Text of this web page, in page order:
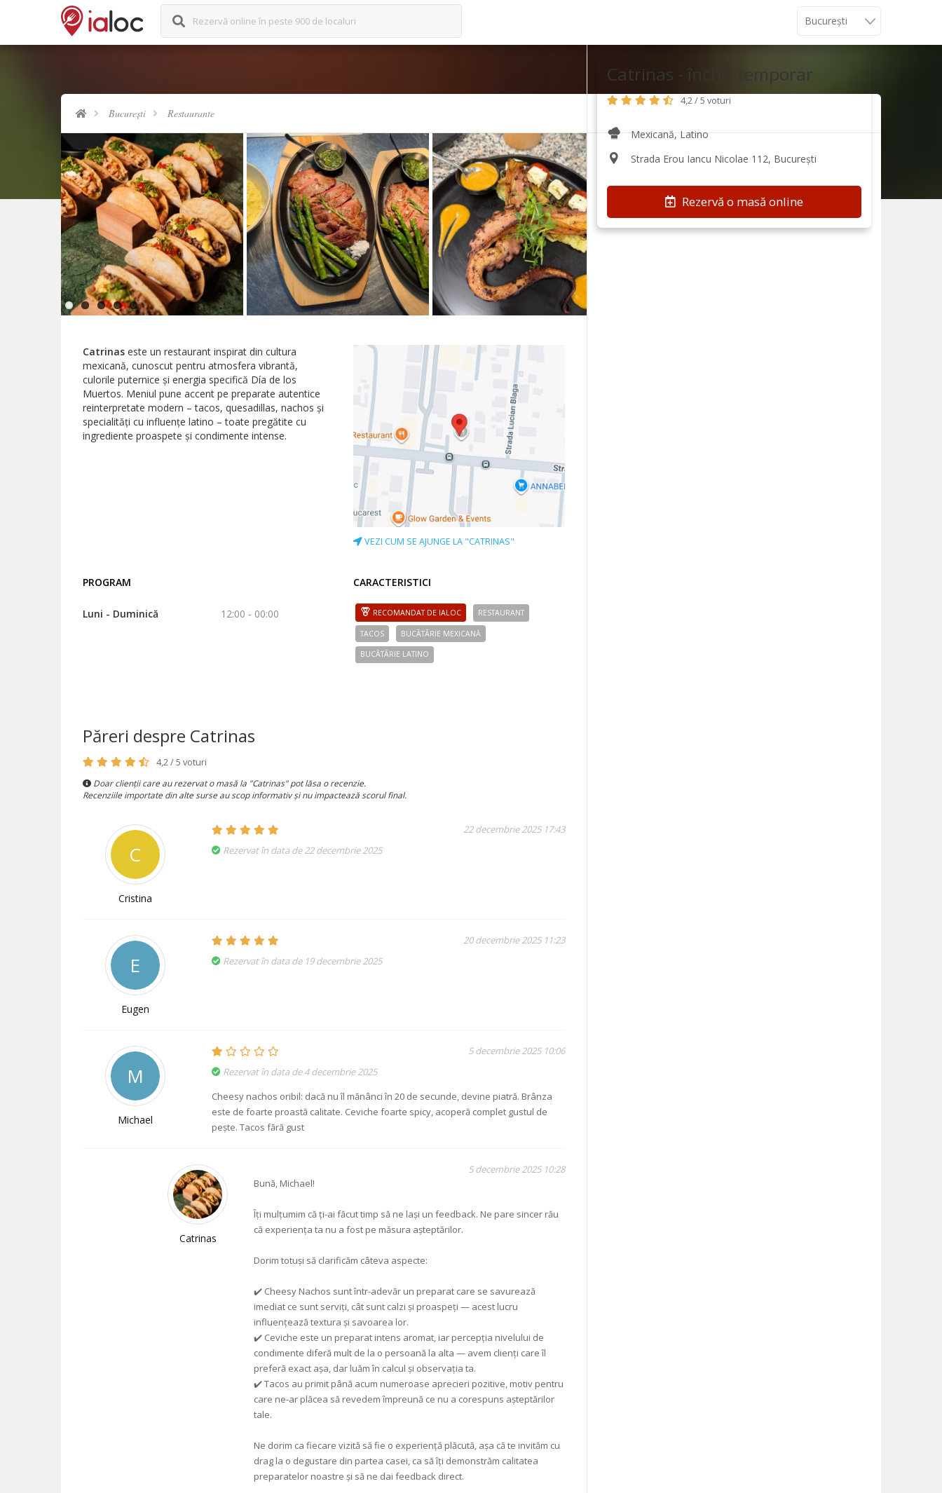
Rezervă online în peste 900 de localuri
București Restaurante
Catrinas - închis temporar
4,2 / 5 voturi
Mexicană, Latino
Strada Erou Iancu Nicolae 112, București
Rezervă o masă online
Catrinaseste un restaurant inspirat din cultura
mexicană, cunoscut pentru atmosfera vibrantă,
culorile puternice și energia specifică Día de los
Muertos. Meniul pune accent pe preparate autentice
reinterpretate modern – tacos, quesadillas, nachos și
specialități cu influențe latino – toate pregătite cu
ingrediente proaspete și condimente intense.
VEZI CUM SE AJUNGE LA "CATRINAS"
PROGRAM
Luni - Duminică 12:00 - 00:00
CARACTERISTICI
RECOMANDAT DE IALOC RESTAURANT
TACOS BUCÃTÃRIE MEXICANĂ
BUCÃTÃRIE LATINO
Păreri despre Catrinas
4,2 / 5 voturi
Doar clienții care au rezervat o masă la "Catrinas" pot lăsa o recenzie.
Recenziile importate din alte surse au scop informativ și nu impactează scorul final.
C
Cristina
22 decembrie 2025 17:43
Rezervat în data de 22 decembrie 2025
E
Eugen
20 decembrie 2025 11:23
Rezervat în data de 19 decembrie 2025
M
Michael
5 decembrie 2025 10:06
Rezervat în data de 4 decembrie 2025
Cheesy nachos oribil: dacă nu îl mănânci în 20 de secunde, devine piatră. Brânza
este de foarte proastă calitate. Ceviche foarte spicy, acoperă complet gustul de
pește. Tacos fără gust
Catrinas
5 decembrie 2025 10:28
Bună, Michael!
Îți mulțumim că ți-ai făcut timp să ne lași un feedback. Ne pare sincer rău
că experiența ta nu a fost pe măsura așteptărilor.
Dorim totuși să clarificăm câteva aspecte:
✔️ Cheesy Nachos sunt într-adevăr un preparat care se savurează
imediat ce sunt serviți, cât sunt calzi și proaspeți — acest lucru
influențează textura și savoarea lor.
✔️ Ceviche este un preparat intens aromat, iar percepția nivelului de
condimente diferă mult de la o persoană la alta — avem clienți care îl
preferă exact așa, dar luăm în calcul și observația ta.
✔️ Tacos au primit până acum numeroase aprecieri pozitive, motiv pentru
care ne-ar plăcea să revedem împreună ce nu a corespuns așteptărilor
tale.
Ne dorim ca fiecare vizită să fie o experiență plăcută, așa că te invităm cu
drag la o degustare din partea casei, ca să îți demonstrăm calitatea
preparatelor noastre și să ne dai feedback direct.